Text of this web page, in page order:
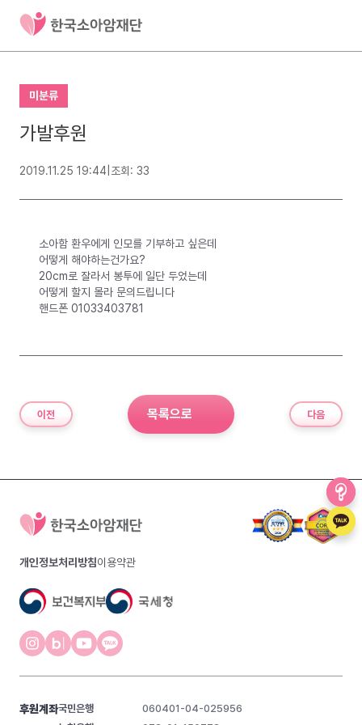
미분류
가발후원
2019.11.25 19:44 조회: 33
소아함 환우에게 인모를 기부하고 싶은데
어떻게 해야하는건가요?
20cm로 잘라서 봉투에 일단 두었는데
어떻게 할지 몰라 문의드립니다
핸드폰 01033403781
이전 목록으로 다음
개인정보처리방침이용약관
후원계좌국민은행
060401-04-025956